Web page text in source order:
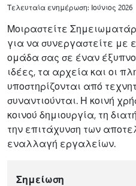
Τελευταία ενημέρωση: Ιούνιος 2026
Μοιραστείτε
για να συνεργαστείτε με
ομάδα σας σε έναν
ιδέες, τα αρχεία και οι
υποστηρίζονται από
συναντιούνται. Η κοινή
κοινού δημιουργία, τη
την επιτάχυνση των
εναλλαγή εργαλείων.
Σημείωση